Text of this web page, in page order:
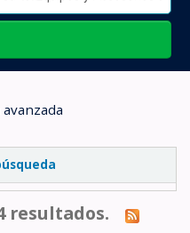
resultados.